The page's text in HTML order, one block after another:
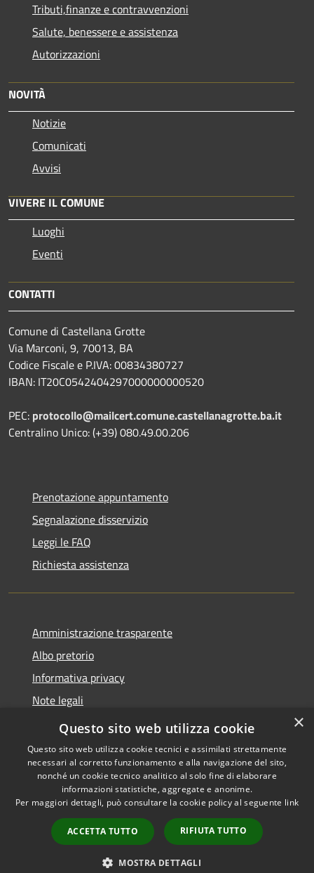
Tributi,finanze e contravvenzioni
Salute, benessere e assistenza
Autorizzazioni
NOVITÀ
Notizie
Comunicati
Avvisi
VIVERE IL COMUNE
Luoghi
Eventi
CONTATTI
Comune di Castellana Grotte
Via Marconi, 9, 70013, BA
Codice Fiscale e P.IVA: 00834380727
IBAN: IT20C0542404297000000000520
PEC: protocollo@mailcert.comune.castellanagrotte.ba.it
Centralino Unico: (+39) 080.49.00.206
Prenotazione appuntamento
Segnalazione disservizio
Leggi le FAQ
Richiesta assistenza
Amministrazione trasparente
Albo pretorio
Informativa privacy
Note legali
Dichiarazione di accessibilità
Accessibilità
Copyright © 2026 • Comune di
Castellana Grotte • Powered
byMunicipium
Accesso
redazione
×
Questo sito web utilizza cookie
Questo sito web utilizza cookie tecnici e assimilati strettamente
necessari al corretto funzionamento e alla navigazione del sito,
nonché un cookie tecnico analitico al solo fine di elaborare
informazioni statistiche, aggregate e anonime.
Per maggiori dettagli, può consultare la cookie policy al seguente link
ACCETTA TUTTO RIFIUTA TUTTO
MOSTRA DETTAGLI